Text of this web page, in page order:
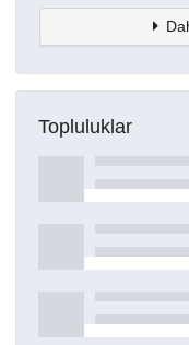
Topluluklar